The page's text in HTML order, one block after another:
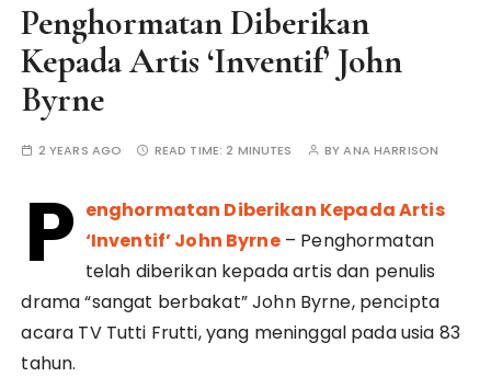
Penghormatan Diberikan
Kepada Artis ‘Inventif’ John
Byrne
2 YEARS AGO READ TIME:2 MINUTES BYANA HARRISON
P enghormatan Diberikan Kepada Artis
‘Inventif’ John Byrne– Penghormatan
telah diberikan kepada artis dan penulis
drama “sangat berbakat” John Byrne, pencipta
acara TV Tutti Frutti, yang meninggal pada usia 83
tahun.